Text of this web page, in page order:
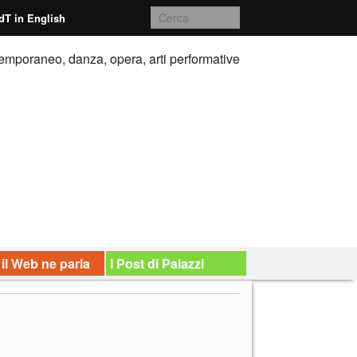
in English
danza, opera, arti performative
Web ne parla I Post di Palazzi